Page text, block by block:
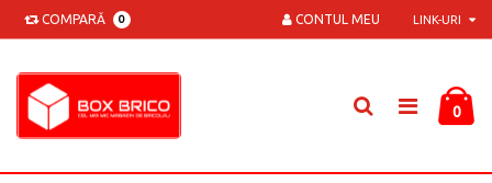
COMPARĂ 0 LINK-URI
CONTUL MEU
0